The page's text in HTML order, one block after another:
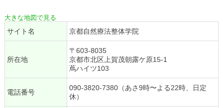
大きな地図で見る
サイト名 京都自然療法整体学院
所在地
〒603-8035
京都市北区上賀茂朝露ケ原15-1
蔦ハイツ103
電話番号
090-3820-7380（あさ9時〜よる22時、日定
休）